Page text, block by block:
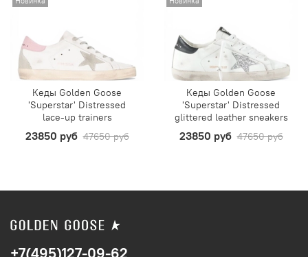
Кеды Golden Goose
'Superstar' Distressed
lace-up trainers
23850 руб 47650 руб
Кеды Golden Goose
'Superstar' Distressed
glittered leather sneakers
23850 руб 47650 руб